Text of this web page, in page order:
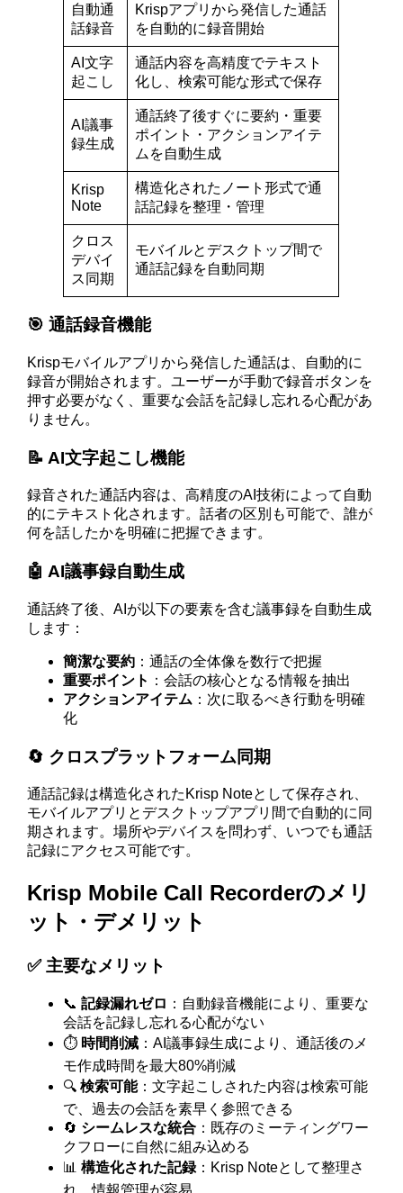
自動通
話録音
Krispアプリから発信した通話
を自動的に録音開始
AI文字
起こし
通話内容を高精度でテキスト
化し、検索可能な形式で保存
AI議事
録生成
通話終了後すぐに要約・重要
ポイント・アクションアイテ
ムを自動生成
Krisp
Note
構造化されたノート形式で通
話記録を整理・管理
クロス
デバイ
ス同期
モバイルとデスクトップ間で
通話記録を自動同期
🎯 通話録音機能
Krispモバイルアプリから発信した通話は、自動的に
録音が開始されます。ユーザーが手動で録音ボタンを
押す必要がなく、重要な会話を記録し忘れる心配があ
りません。
📝 AI文字起こし機能
録音された通話内容は、高精度のAI技術によって自動
的にテキスト化されます。話者の区別も可能で、誰が
何を話したかを明確に把握できます。
🤖 AI議事録自動生成
通話終了後、AIが以下の要素を含む議事録を自動生成
します：
簡潔な要約 ：通話の全体像を数行で把握
重要ポイント ：会話の核心となる情報を抽出
アクションアイテム ：次に取るべき行動を明確
化
🔄 クロスプラットフォーム同期
通話記録は構造化されたKrisp Noteとして保存され、
モバイルアプリとデスクトップアプリ間で自動的に同
期されます。場所やデバイスを問わず、いつでも通話
記録にアクセス可能です。
Krisp Mobile Call Recorderのメリ
ット・デメリット
✅ 主要なメリット
📞記録漏れゼロ ：自動録音機能により、重要な
会話を記録し忘れる心配がない
⏱️ 時間削減 ：AI議事録生成により、通話後のメ
モ作成時間を最大80%削減
🔍検索可能：文字起こしされた内容は検索可能
で、過去の会話を素早く参照できる
🔄 シームレスな統合 ：既存のミーティングワー
クフローに自然に組み込める
📊構造化された記録：Krisp Noteとして整理さ
れ、情報管理が容易